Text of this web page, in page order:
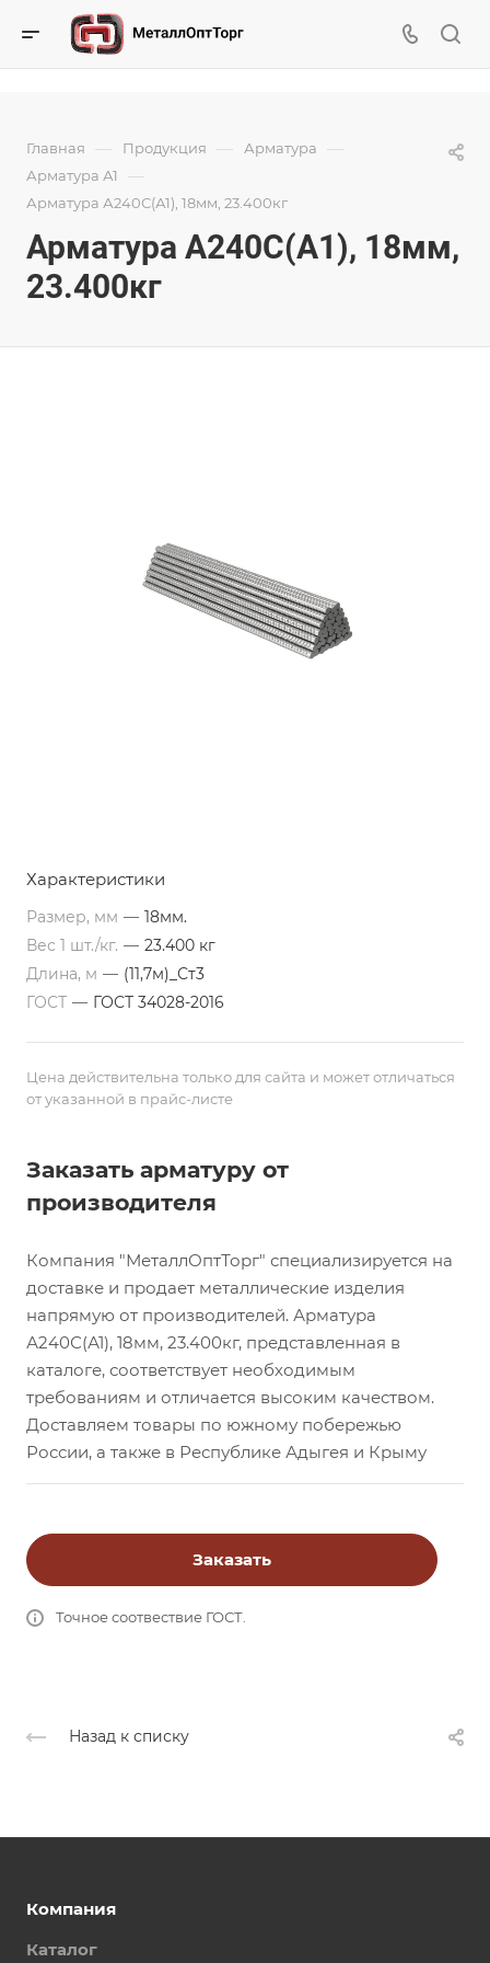
Главная — Продукция — Арматура —
Арматура А1 —
Арматура А240С(А1), 18мм, 23.400кг
Арматура А240С(А1), 18мм,
23.400кг
Характеристики
Размер, мм — 18мм.
Вес 1 шт./кг. — 23.400 кг
Длина, м — (11,7м)_Ст3
ГОСТ — ГОСТ 34028-2016
Цена действительна только для сайта и может отличаться
от указанной в прайс-листе
Заказать арматуру от
производителя
Компания "МеталлОптТорг" специализируется на
доставке и продает металлические изделия
напрямую от производителей. Арматура
А240С(А1), 18мм, 23.400кг, представленная в
каталоге, соответствует необходимым
требованиям и отличается высоким качеством.
Доставляем товары по южному побережью
России, а также в Республике Адыгея и Крыму
Заказать
Точное соотвествие ГОСТ.
Назад к списку
Компания
Каталог